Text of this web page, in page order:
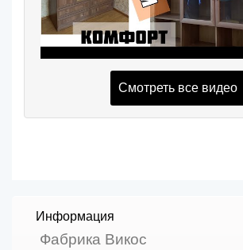
Смотреть все видео
Информация
Фабрика Викос